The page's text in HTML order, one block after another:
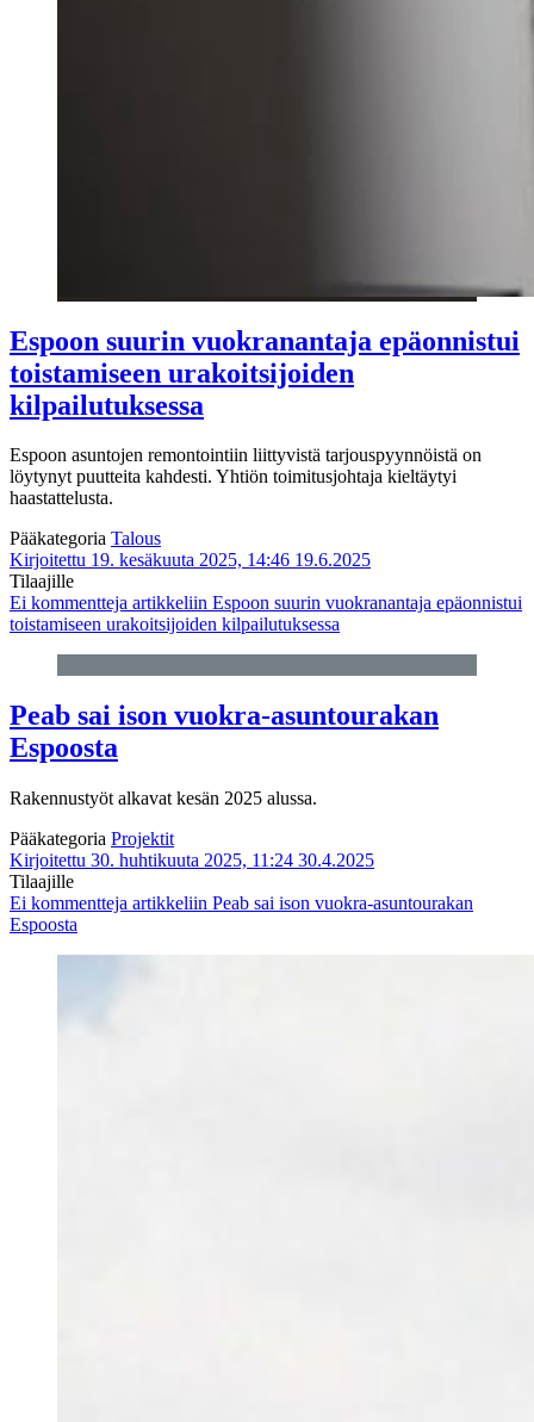
Espoon suurin vuokranantaja epäonnistui
toistamiseen urakoitsijoiden
kilpailutuksessa
Espoon asuntojen remontointiin liittyvistä tarjouspyynnöistä on
löytynyt puutteita kahdesti. Yhtiön toimitusjohtaja kieltäytyi
haastattelusta.
Pääkategoria Talous
Kirjoitettu 19. kesäkuuta 2025, 14:46 19.6.2025
Tilaajille
Ei kommentteja artikkeliin Espoon suurin vuokranantaja epäonnistui
toistamiseen urakoitsijoiden kilpailutuksessa
Peab sai ison vuokra-asuntourakan
Espoosta
Rakennustyöt alkavat kesän 2025 alussa.
Pääkategoria Projektit
Kirjoitettu 30. huhtikuuta 2025, 11:24 30.4.2025
Tilaajille
Ei kommentteja artikkeliin Peab sai ison vuokra-asuntourakan
Espoosta